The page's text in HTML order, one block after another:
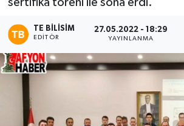
sertifika töreni ile sona erdi.
TE BILISIM
EDITÖR
27.05.2022 - 18:29
YAYINLANMA